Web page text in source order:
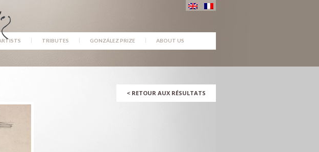
TRIBUTES GONZÁLEZ PRIZE ABOUT US
< RETOUR AUX RÉSULTATS